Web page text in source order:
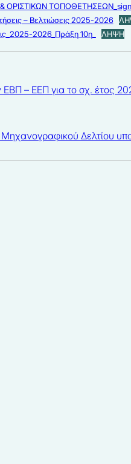
ΟΡΙΣΤΙΚΩΝ
– Βελτιώσεις 2025-2026
2026_Πράξη 10η_
ΛΗΨΗ
– ΕΕΠ για το σχ. έτος
Δελτίου